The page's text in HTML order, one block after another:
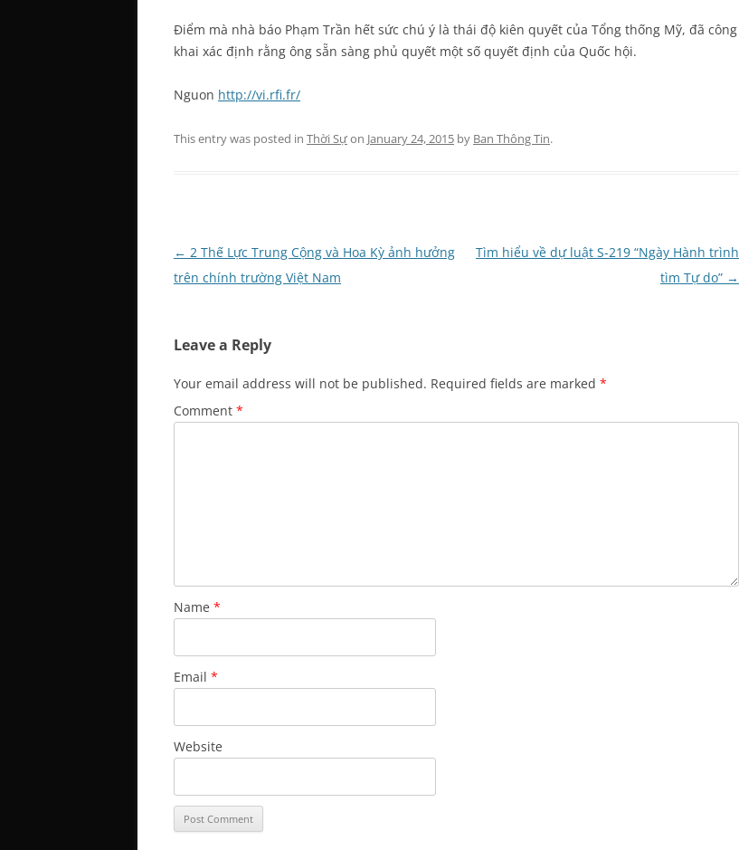
Điểm mà nhà báo Phạm Trần hết sức chú ý là thái độ kiên quyết của Tổng thống Mỹ, đã công
khai xác định rằng ông sẵn sàng phủ quyết một số quyết định của Quốc hội.
Nguon http://vi.rfi.fr/
This entry was posted in Thời Sựon January 24, 2015 by Ban Thông Tin.
Post
navigation
← 2 Thế Lực Trung Cộng và Hoa Kỳ ảnh hưởng
trên chính trường Việt Nam
Tìm hiểu về dự luật S-219 “Ngày Hành trình
tìm Tự do” →
Leave a Reply
Your email address will not be published. Required fields are marked *
Comment *
Name *
Email *
Website